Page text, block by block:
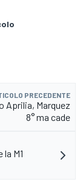
PRECEDENTE
Aprilia, Marquez
8° ma cade
M1